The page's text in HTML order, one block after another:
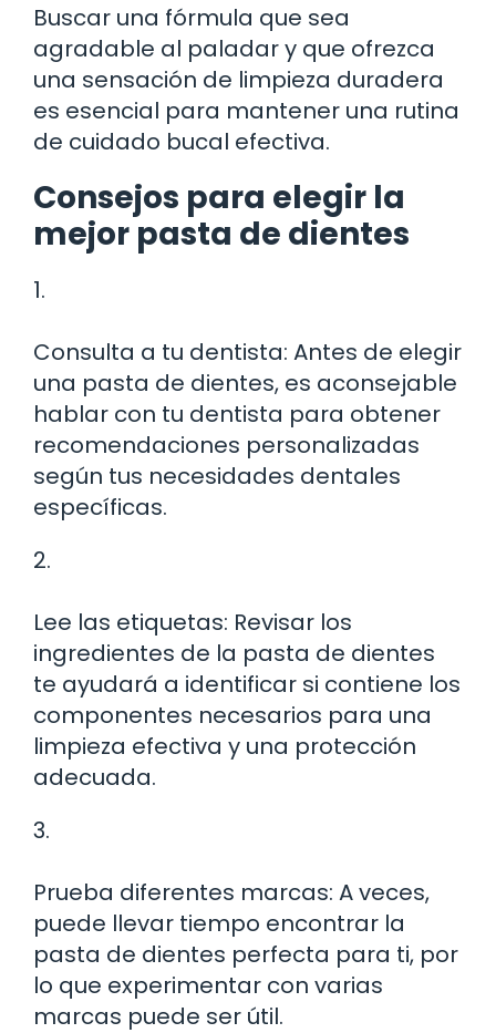
Buscar una fórmula que sea
agradable al paladar y que ofrezca
una sensación de limpieza duradera
es esencial para mantener una rutina
de cuidado bucal efectiva.
Consejos para elegir la
mejor pasta de dientes
1.
Consulta a tu dentista: Antes de elegir
una pasta de dientes, es aconsejable
hablar con tu dentista para obtener
recomendaciones personalizadas
según tus necesidades dentales
específicas.
2.
Lee las etiquetas: Revisar los
ingredientes de la pasta de dientes
te ayudará a identificar si contiene los
componentes necesarios para una
limpieza efectiva y una protección
adecuada.
3.
Prueba diferentes marcas: A veces,
puede llevar tiempo encontrar la
pasta de dientes perfecta para ti, por
lo que experimentar con varias
marcas puede ser útil.